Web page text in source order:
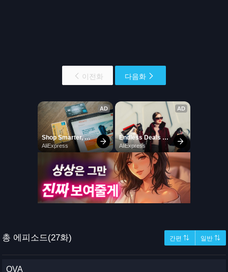
이전화 다음화
총 에피소드(27화) 간편 ⇅ 일반 ⇅
OVA